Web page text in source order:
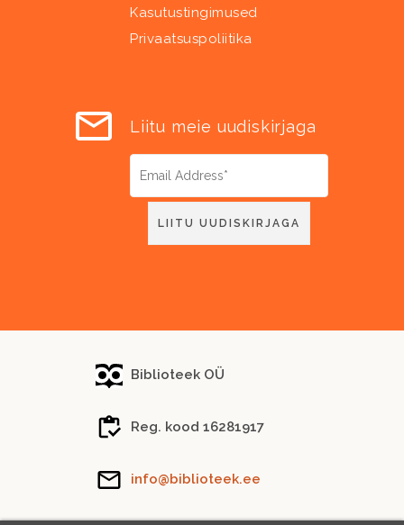
Kasutustingimused
Privaatsuspoliitika
Liitu meie uudiskirjaga
Biblioteek OÜ
Reg. kood 16281917
info@biblioteek.ee